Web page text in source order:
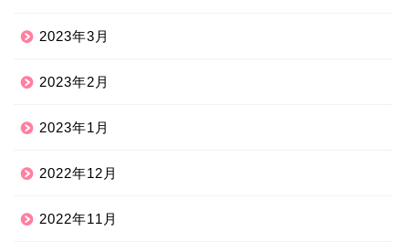
2023年3月
2023年2月
2023年1月
2022年12月
2022年11月